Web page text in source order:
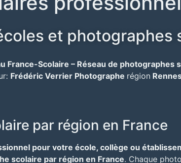
et photographes
France-Scolaire – Réseau de photographes
Frédéric Verrier Photographe région
par région en France
pour votre école, collège ou
scolaire par région en France. Chaque